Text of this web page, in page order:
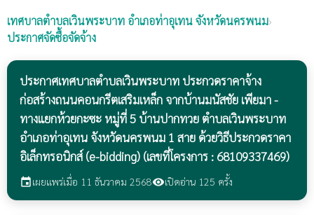
เทศบาลตำบลเวินพระบาท อำเภอท่าอุเทน จังหวัดนครพนม›
ประกาศจัดซื้อจัดจ้าง
ประกาศเทศบาลตำบลเวินพระบาท ประกวดราคาจ้าง
ก่อสร้างถนนคอนกรีตเสริมเหล็ก จากบ้านมนัสชัย เพียมา -
ทางแยกห้วยกะซะ หมู่ที่ 5 บ้านปากทวย ตำบลเวินพระบาท
อำเภอท่าอุเทน จังหวัดนครพนม 1 สาย ด้วยวิธีประกวดราคา
อิเล็กทรอนิกส์ (e-bidding) (เลขที่โครงการ : 68109337469)
eventเผยแพร่เมื่อ 11 ธันวาคม 2568visibilityเปิดอ่าน 125 ครั้ง